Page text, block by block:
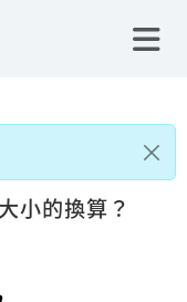
小的換算？